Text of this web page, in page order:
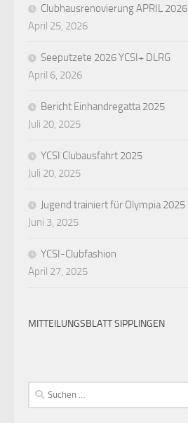
Clubhausrenovierung APRIL 2026
April 25, 2026
Seeputzete 2026 YCSI+ DLRG
April 6, 2026
Bericht Einhandregatta 2025
Juli 20, 2025
YCSI Clubausfahrt 2025
Juli 20, 2025
Jugend trainiert für Olympia 2025
Juni 3, 2025
YCSI-Clubfashion
April 27, 2025
MITTEILUNGSBLATT SIPPLINGEN
Suchen
nach: